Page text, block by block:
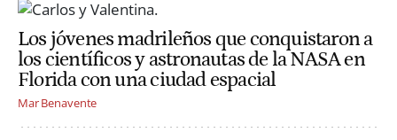
Los jóvenes madrileños que conquistaron a
los científicos y astronautas de la NASA en
Florida con una ciudad espacial
Mar Benavente